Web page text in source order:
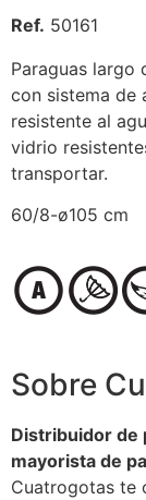
Ref. 50161
Paraguas largo
con sistema de
resistente al
vidrio
transportar.
60/8-ø105 cm
Sobre
Distribuidor de
mayorista de
Cuatrogotas te